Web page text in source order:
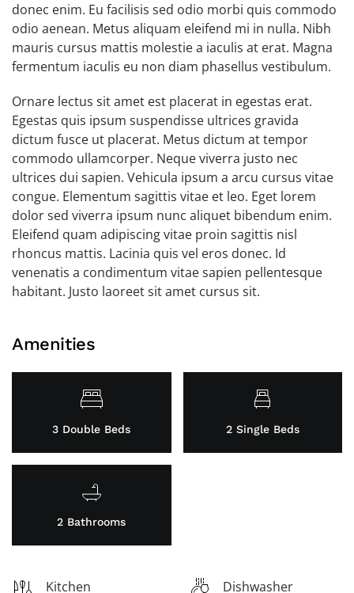
donec enim. Eu facilisis sed odio morbi quis commodo
odio aenean. Metus aliquam eleifend mi in nulla. Nibh
mauris cursus mattis molestie a iaculis at erat. Magna
fermentum iaculis eu non diam phasellus vestibulum.
Ornare lectus sit amet est placerat in egestas erat.
Egestas quis ipsum suspendisse ultrices gravida
dictum fusce ut placerat. Metus dictum at tempor
commodo ullamcorper. Neque viverra justo nec
ultrices dui sapien. Vehicula ipsum a arcu cursus vitae
congue. Elementum sagittis vitae et leo. Eget lorem
dolor sed viverra ipsum nunc aliquet bibendum enim.
Eleifend quam adipiscing vitae proin sagittis nisl
rhoncus mattis. Lacinia quis vel eros donec. Id
venenatis a condimentum vitae sapien pellentesque
habitant. Justo laoreet sit amet cursus sit.
Amenities
3 Double Beds 2 Single Beds
2 Bathrooms
Kitchen
Dishwasher